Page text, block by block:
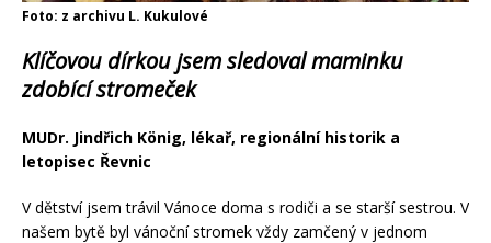
Foto: z archivu L. Kukulové
Klíčovou dírkou jsem sledoval maminku
zdobící stromeček
MUDr. Jindřich König, lékař, regionální historik a
letopisec Řevnic
V dětství jsem trávil Vánoce doma s rodiči a se starší sestrou. V
našem bytě byl vánoční stromek vždy zamčený v jednom